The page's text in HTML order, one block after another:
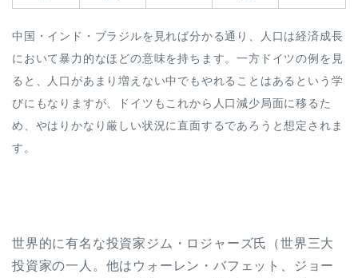
中国・インド・ブラジルを見れば分かる通り、人口は経済成長
において暴力的なほどの意味を持ちます。一方ドイツの例を見
ると、人口があまり増えない中でもやれることはあるという学
びにもなりますが、ドイツもこれから人口減少局面に移るた
め、やはりかなり厳しい状況に直面するであろうと想定されま
す。
世界的に有名な投資家ジム・ロジャーズ氏（世界三大
投資家の一人。他はウォーレン・バフェット、ジョー